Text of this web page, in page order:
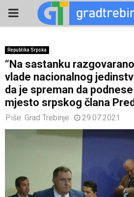
PRIMARY
Republika Srpska
“Na sastanku
vlade nacionalnog
da je spreman da
mjesto srpskog člana
Piše: Grad Trebinje 29.07.2021